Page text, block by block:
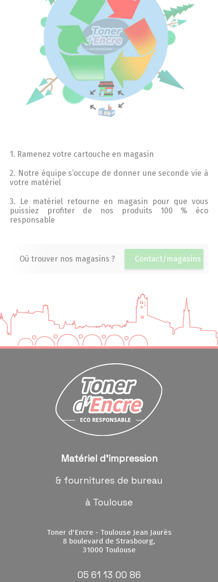
1. Ramenez votre cartouche en magasin
2. Notre équipe s’occupe de donner une seconde vie à
votre matériel
3. Le matériel retourne en magasin pour que vous
puissiez profiter de nos produits 100 % éco
responsable
Où trouver nos magasins ? Contact/magasins
Matériel d'impression
& fournitures de bureau
à Toulouse
Toner d'Encre - Toulouse Jean Jaurès
8 boulevard de Strasbourg,
31000 Toulouse
05 61 13 00 86